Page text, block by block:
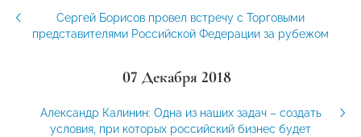
Сергей Борисов провел встречу с Торговыми
представителями Российской Федерации за рубежом
07 Декабря 2018
Александр Калинин: Одна из наших задач – создать
условия, при которых российский бизнес будет